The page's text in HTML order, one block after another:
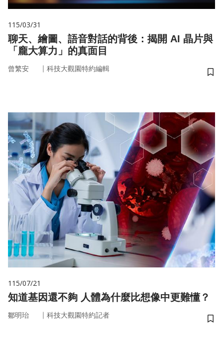
115/03/31
聊天、繪圖、語音對話的背後：揭開 AI 晶片與
「龐大算力」的真面目
曾繁安 ｜ 科技大觀園特約編輯
儲
115/07/21
知道基因還不夠 人體為什麼比想像中更難懂？
鄒明珆 ｜ 科技大觀園特約記者
儲